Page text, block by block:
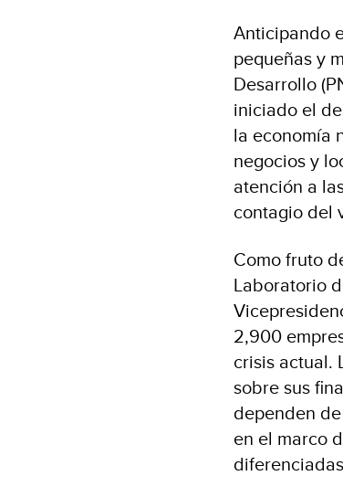
Anticipando
pequeñas y
Desarrollo
iniciado el
la economía
negocios y
atención a
contagio del
Como fruto
Laboratorio
2,900
crisis actual.
sobre sus
dependen
en el marco